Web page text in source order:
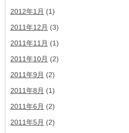
2012年1月 (1)
2011年12月 (3)
2011年11月 (1)
2011年10月 (2)
2011年9月 (2)
2011年8月 (1)
2011年6月 (2)
2011年5月 (2)